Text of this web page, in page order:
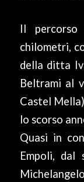
Il percorso
chilometri,
della ditta
Beltrami al
Castel Mella)
lo scorso
Quasi in
Empoli, dal